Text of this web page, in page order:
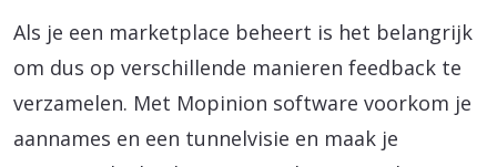
Als je een marketplace beheert is het belangrijk
om dus op verschillende manieren feedback te
verzamelen. Met Mopinion software voorkom je
aannames en een tunnelvisie en maak je